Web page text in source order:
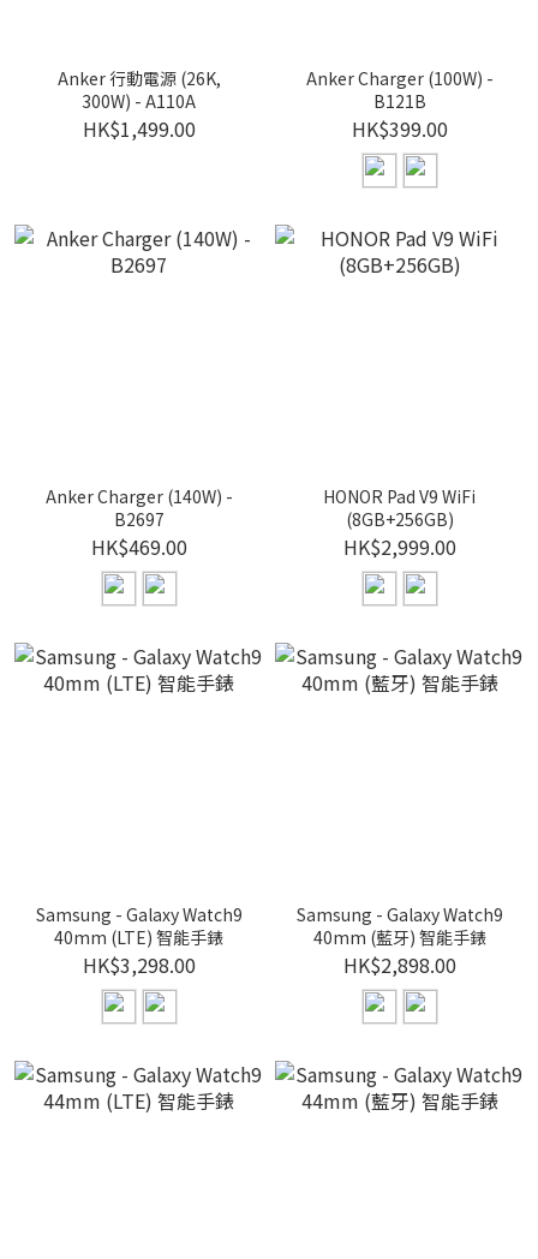
Anker 行動電源 (26K,
300W) - A110A
HK$1,499.00
Anker Charger (100W) -
B121B
HK$399.00
Anker Charger (140W) -
B2697
HK$469.00
HONOR Pad V9 WiFi
(8GB+256GB)
HK$2,999.00
Samsung - Galaxy Watch9
40mm (LTE) 智能手錶
HK$3,298.00
Samsung - Galaxy Watch9
40mm (藍牙) 智能手錶
HK$2,898.00